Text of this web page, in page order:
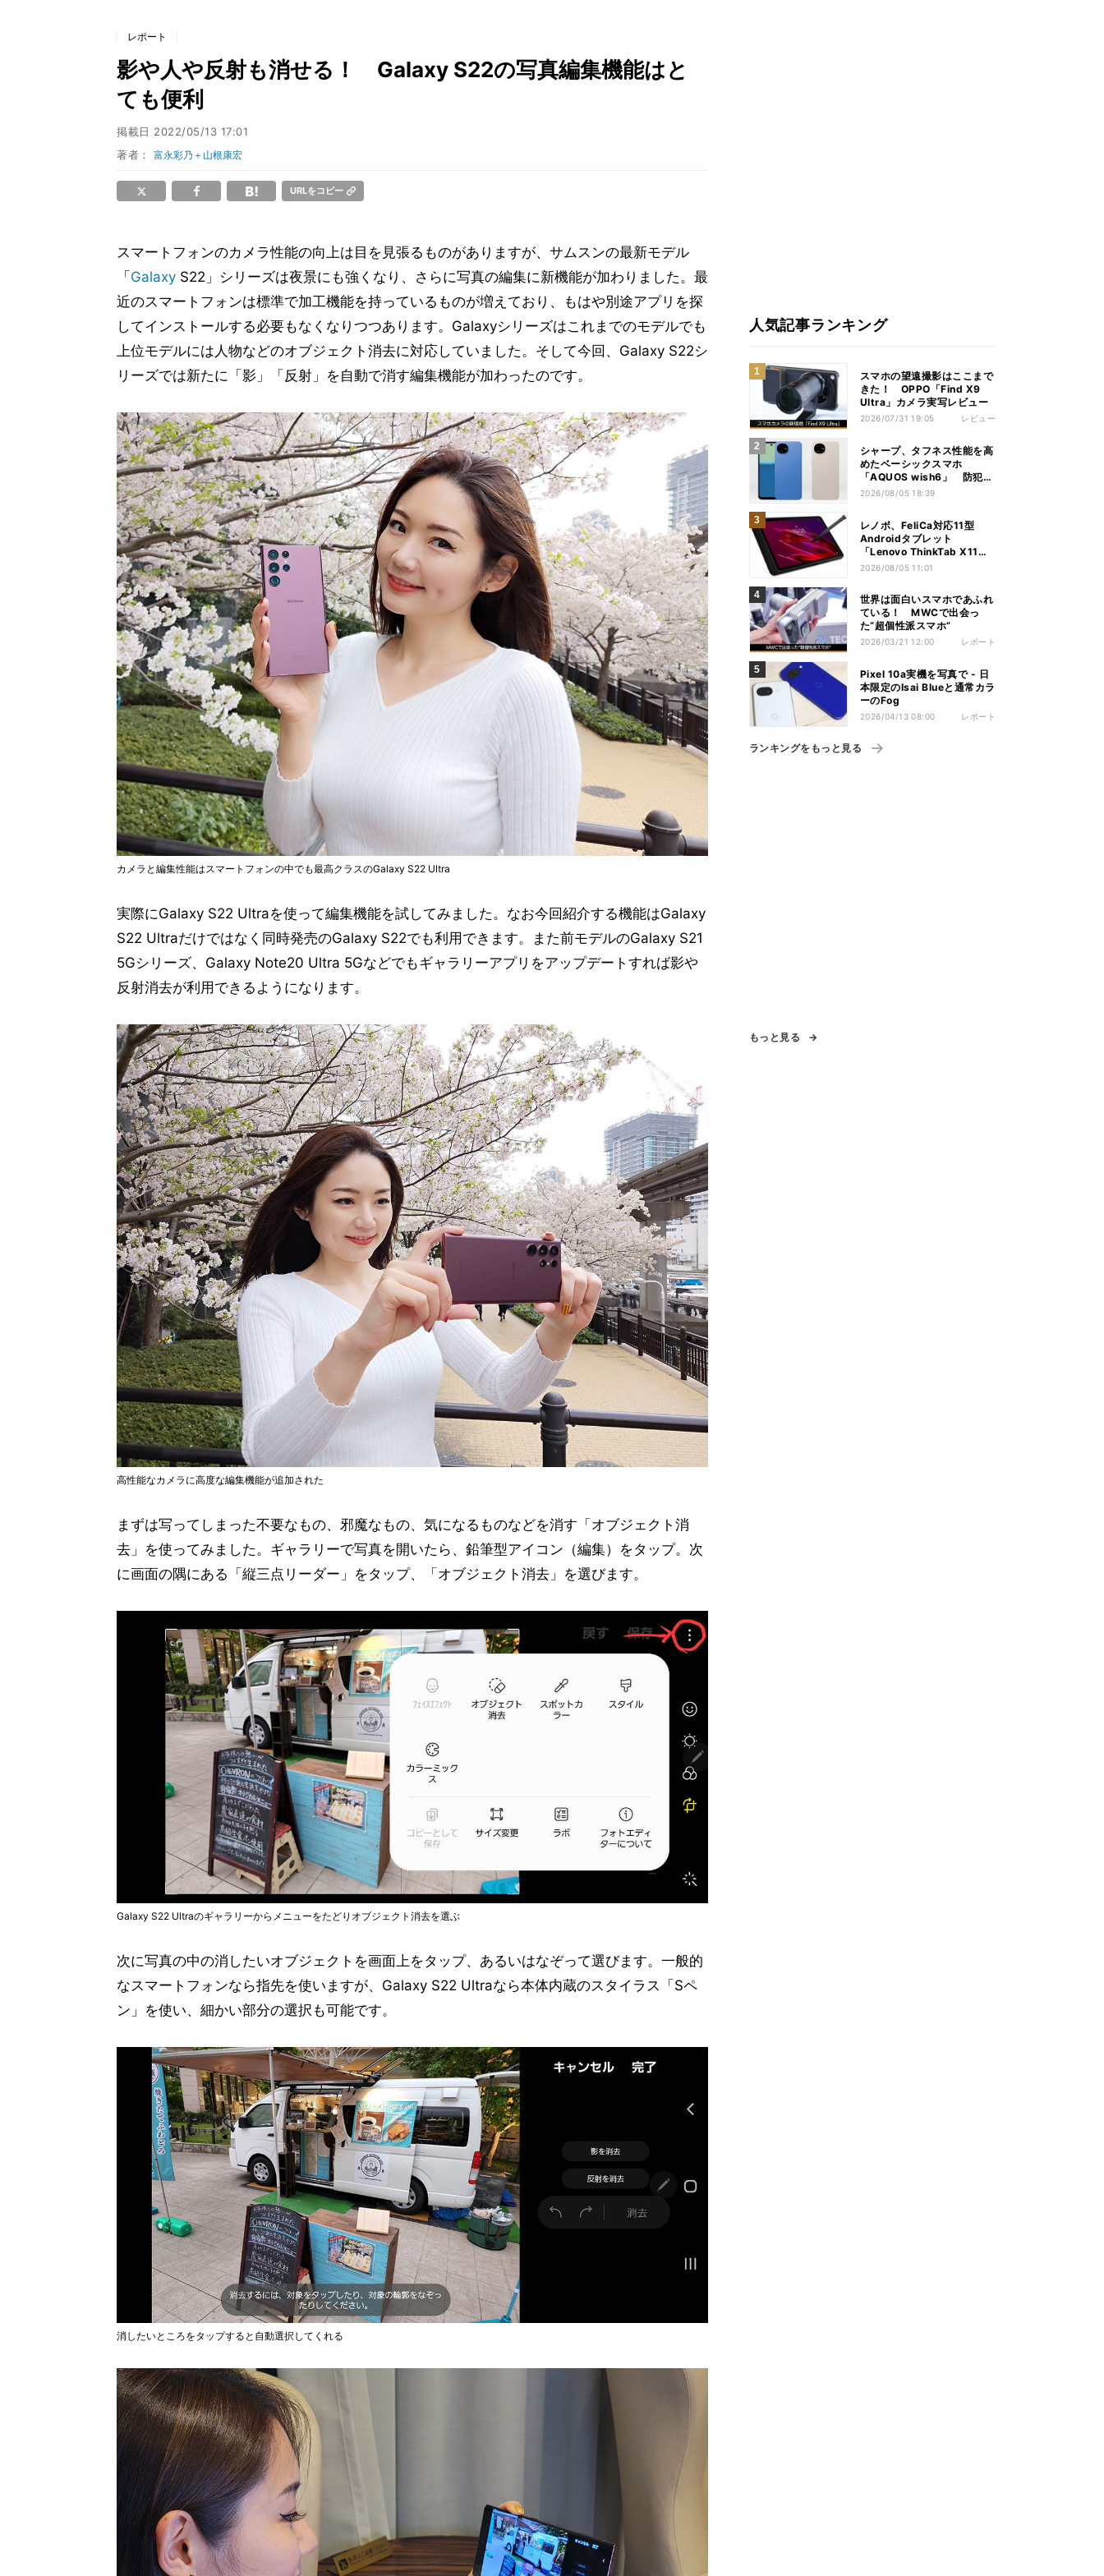
レポート
影や人や反射も消せる！ Galaxy S22の写真編集機能はと
ても便利
掲載日 2022/05/13 17:01
著者：富永彩乃＋山根康宏
URLをコピー
スマートフォンのカメラ性能の向上は目を見張るものがありますが、サムスンの最新モデル
「 Galaxy S22」シリーズは夜景にも強くなり、さらに写真の編集に新機能が加わりました。最
近のスマートフォンは標準で加工機能を持っているものが増えており、もはや別途アプリを探
してインストールする必要もなくなりつつあります。Galaxyシリーズはこれまでのモデルでも
上位モデルには人物などのオブジェクト消去に対応していました。そして今回、Galaxy S22シ
リーズでは新たに「影」「反射」を自動で消す編集機能が加わったのです。
カメラと編集性能はスマートフォンの中でも最高クラスのGalaxy S22 Ultra
実際にGalaxy S22 Ultraを使って編集機能を試してみました。なお今回紹介する機能はGalaxy
S22 Ultraだけではなく同時発売のGalaxy S22でも利用できます。また前モデルのGalaxy S21
5Gシリーズ、Galaxy Note20 Ultra 5Gなどでもギャラリーアプリをアップデートすれば影や
反射消去が利用できるようになります。
高性能なカメラに高度な編集機能が追加された
まずは写ってしまった不要なもの、邪魔なもの、気になるものなどを消す「オブジェクト消
去」を使ってみました。ギャラリーで写真を開いたら、鉛筆型アイコン（編集）をタップ。次
に画面の隅にある「縦三点リーダー」をタップ、「オブジェクト消去」を選びます。
Galaxy S22 Ultraのギャラリーからメニューをたどりオブジェクト消去を選ぶ
次に写真の中の消したいオブジェクトを画面上をタップ、あるいはなぞって選びます。一般的
なスマートフォンなら指先を使いますが、Galaxy S22 Ultraなら本体内蔵のスタイラス「Sペ
ン」を使い、細かい部分の選択も可能です。
消したいところをタップすると自動選択してくれる
人気記事ランキング
スマホの望遠撮影はここまで
きた！ OPPO「Find X9
Ultra」カメラ実写レビュー
2026/07/31 19:05 レビュー
シャープ、タフネス性能を高
めたベーシックスマホ
「AQUOS wish6」 防犯性
能も充実
2026/08/05 18:39
レノボ、FeliCa対応11型
Androidタブレット
「Lenovo ThinkTab X11
Gen 1」
2026/08/05 11:01
世界は面白いスマホであふれ
ている！ MWCで出会っ
た“超個性派スマホ”
2026/03/21 12:00 レポート
Pixel 10a実機を写真で - 日
本限定のIsai Blueと通常カラ
ーのFog
2026/04/13 08:00 レポート
ランキングをもっと見る
もっと見る